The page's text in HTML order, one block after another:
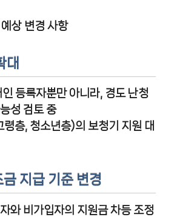
상 변경 사항
대
등록자뿐만 아니라, 경도 난청
성 검토 중
층, 청소년층)의 보청기 지원 대
지급 기준 변경
와 비가입자의 지원금 차등 조정